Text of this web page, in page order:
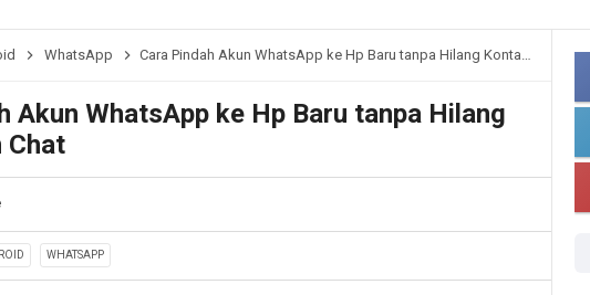
WhatsApp Cara Pindah Akun WhatsApp ke Hp Baru tanpa Hilang Kontak dan Chat
Akun WhatsApp ke Hp Baru tanpa Hilang
Chat
WHATSAPP